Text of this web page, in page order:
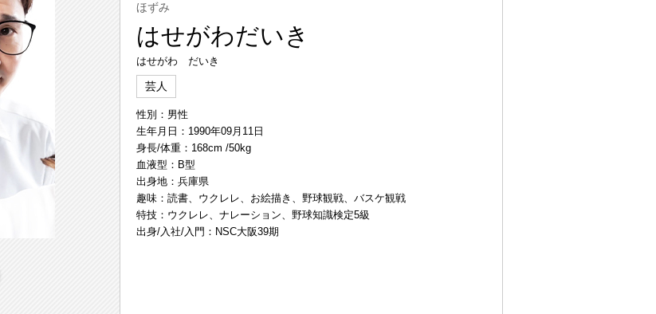
ほずみ
はせがわだいき
はせがわ だいき
芸人
性別：男性
生年月日：1990年09月11日
身長/体重：168cm /50kg
血液型：B型
出身地：兵庫県
趣味：読書、ウクレレ、お絵描き、野球観戦、バスケ観戦
特技：ウクレレ、ナレーション、野球知識検定5級
出身/入社/入門：NSC大阪39期